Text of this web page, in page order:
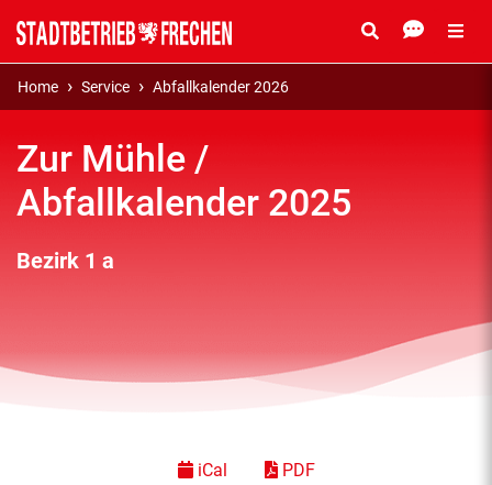
Home Service Abfallkalender 2026
Zur Mühle /
Abfallkalender 2025
Bezirk 1 a
iCal PDF